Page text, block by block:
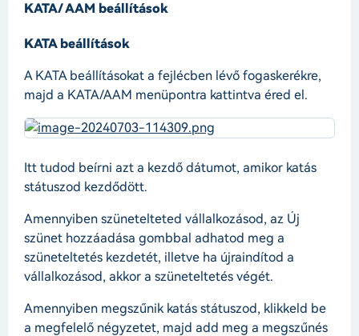
KATA/ AAM beállítások
KATA beállítások
A KATA beállításokat a fejlécben lévő fogaskerékre,
majd a KATA/AAM menüpontra kattintva éred el.
Itt tudod beírni azt a kezdő dátumot, amikor katás
státuszod kezdődött.
Amennyiben szünetelteted vállalkozásod, az Új
szünet hozzáadása gombbal adhatod meg a
szüneteltetés kezdetét, illetve ha újraindítod a
vállalkozásod, akkor a szüneteltetés végét.
Amennyiben megszűnik katás státuszod, klikkeld be
a megfelelő négyzetet, majd add meg a megszűnés